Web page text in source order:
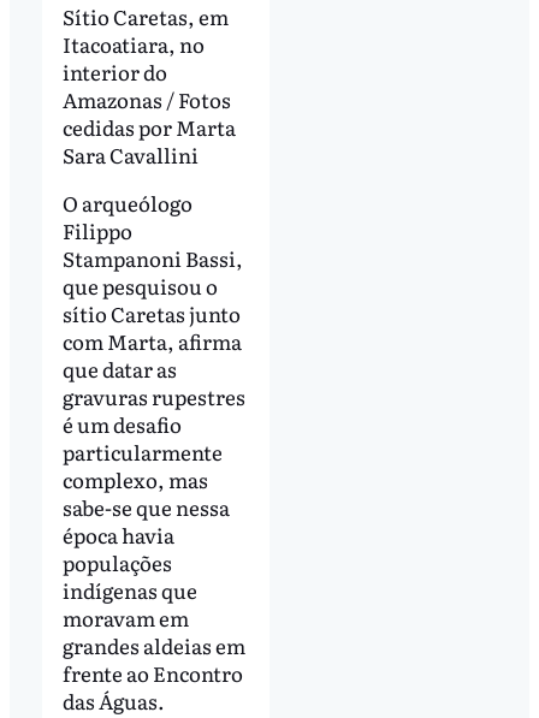
Sítio Caretas, em
Itacoatiara, no
interior do
Amazonas / Fotos
cedidas por Marta
Sara Cavallini
O arqueólogo
Filippo
Stampanoni Bassi,
que pesquisou o
sítio Caretas junto
com Marta, afirma
que datar as
gravuras rupestres
é um desafio
particularmente
complexo, mas
sabe-se que nessa
época havia
populações
indígenas que
moravam em
grandes aldeias em
frente ao Encontro
das Águas.